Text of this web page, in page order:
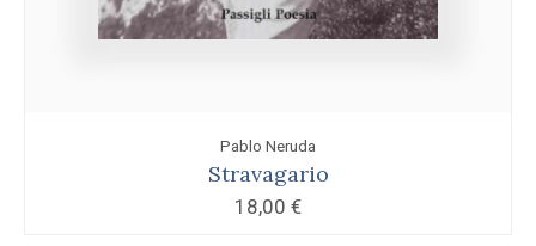
Pablo Neruda
Stravagario
18,00 €